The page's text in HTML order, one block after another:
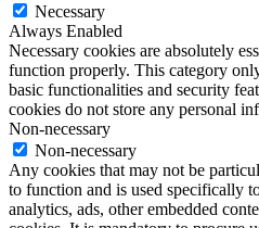
Necessary
Always Enabled
Necessary cookies are absolutely
function properly. This category
basic functionalities and security
cookies do not store any personal
Non-necessary
Non-necessary
Any cookies that may not be
to function and is used specifically
analytics, ads, other embedded